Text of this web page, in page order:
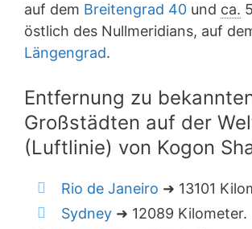
auf dem Breitengrad 40 und ca.
östlich des Nullmeridians, auf
Längengrad.
Entfernung zu
Großstädten auf der
(Luftlinie) von Kogon
Rio de Janeiro ➜ 13101
Sydney ➜ 12089 Kilometer.